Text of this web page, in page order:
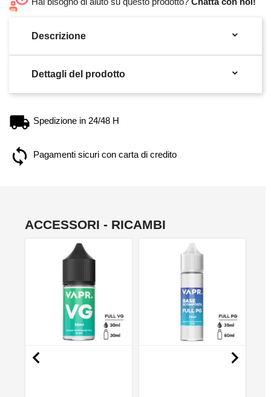
Descrizione 
Dettagli del prodotto 
Spedizione in 24/48 H
Pagamenti sicuri con carta di credito
ACCESSORI - RICAMBI
 